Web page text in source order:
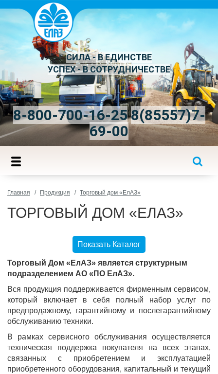
СИЛА - В ЕДИНСТВЕ
УСПЕХ - В СОТРУДНИЧЕСТВЕ
8-800-700-16-258(85557)7-
69-00
Главная Продукция Торговый дом «ЕлАЗ»
ТОРГОВЫЙ ДОМ «ЕЛАЗ»
Показать Каталог
Торговый Дом «ЕлАЗ» является структурным
подразделением АО «ПО ЕлАЗ».
Вся продукция поддерживается фирменным сервисом,
который включает в себя полный набор услуг по
предпродажному, гарантийному и послегарантийному
обслуживанию техники.
В рамках сервисного обслуживания осуществляется
техническая поддержка покупателя на всех этапах,
связанных с приобретением и эксплуатацией
приобретенного оборудования, капитальный и текущий